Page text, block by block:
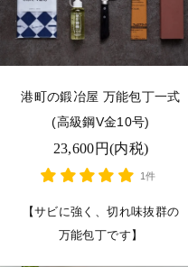
港町の鍛冶屋 万能包丁一式
(高級鋼V金10号)
23,600円(内税)
1件
【サビに強く、切れ味抜群の
万能包丁です】